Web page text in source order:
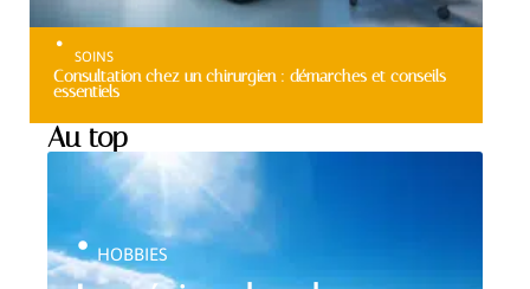
SOINS
Consultation chez un chirurgien : démarches et conseils
essentiels
Au top
HOBBIES